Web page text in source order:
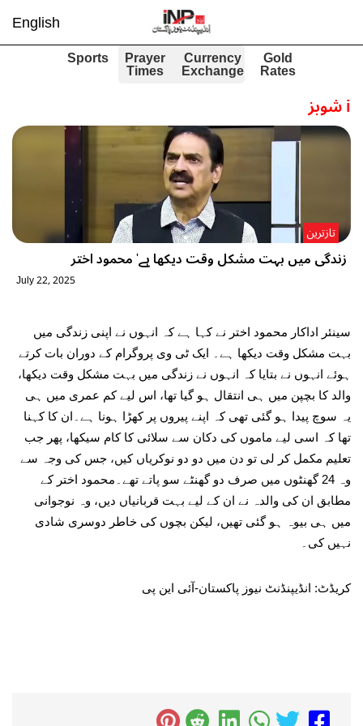
English
Gold
Rates
Currency
Exchange
Prayer
Times
Sports
iشوبز
زندگی میں بہت مشکل وقت دیکھا ہے' محمود اختر
تازترین
July 22, 2025
سینئر اداکار محمود اختر نے کہا ہے کہ انہوں نے اپنی زندگی میں
بہت مشکل وقت دیکھا ہے۔ ایک ٹی وی پروگرام کے دوران بات کرتے
ہوئے انہوں نے بتایا کہ انہوں نے زندگی میں بہت مشکل وقت دیکھا،
والد کا بچپن میں ہی انتقال ہو گیا تھا، اس لیے کم عمری میں ہی
یہ سوچ پیدا ہو گئی تھی کہ اپنے پیروں پر کھڑا ہونا ہے۔ان کا کہنا
تھا کہ اسی لیے ماموں کی دکان سے سلائی کا کام سیکھا، پھر جب
تعلیم مکمل کر لی تو دن میں دو دو نوکریاں کیں، جس کی وجہ سے
وہ 24 گھنٹوں میں صرف دو گھنٹے سو پاتے تھے۔محمود اختر کے
مطابق ان کی والدہ نے ان کے لیے بہت قربانیاں دیں، وہ نوجوانی
میں ہی بیوہ ہو گئی تھیں، لیکن بچوں کی خاطر دوسری شادی
نہیں کی۔
کریڈٹ: انڈیپنڈنٹ نیوز پاکستان-آئی این پی